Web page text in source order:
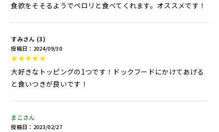
食欲をそそるようでペロリと食べてくれます。オススメです！
すみ 3
投稿日 2024/09/30
大好きなトッピングの1つです！ドックフードにかけてあげる
と食いつきが良いです！
まこ
投稿日 2023/02/27